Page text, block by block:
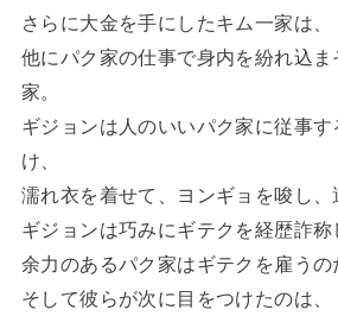
さらに大金を手にしたキム一家は、
他にパク家の仕事で身内を紛れ込ま
家。
ギジョンは人のいいパク家に従事
け、
濡れ衣を着せて、ヨンギョを唆し、
ギジョンは巧みにギテクを経歴詐称
余力のあるパク家はギテクを雇うの
そして彼らが次に目をつけたのは、